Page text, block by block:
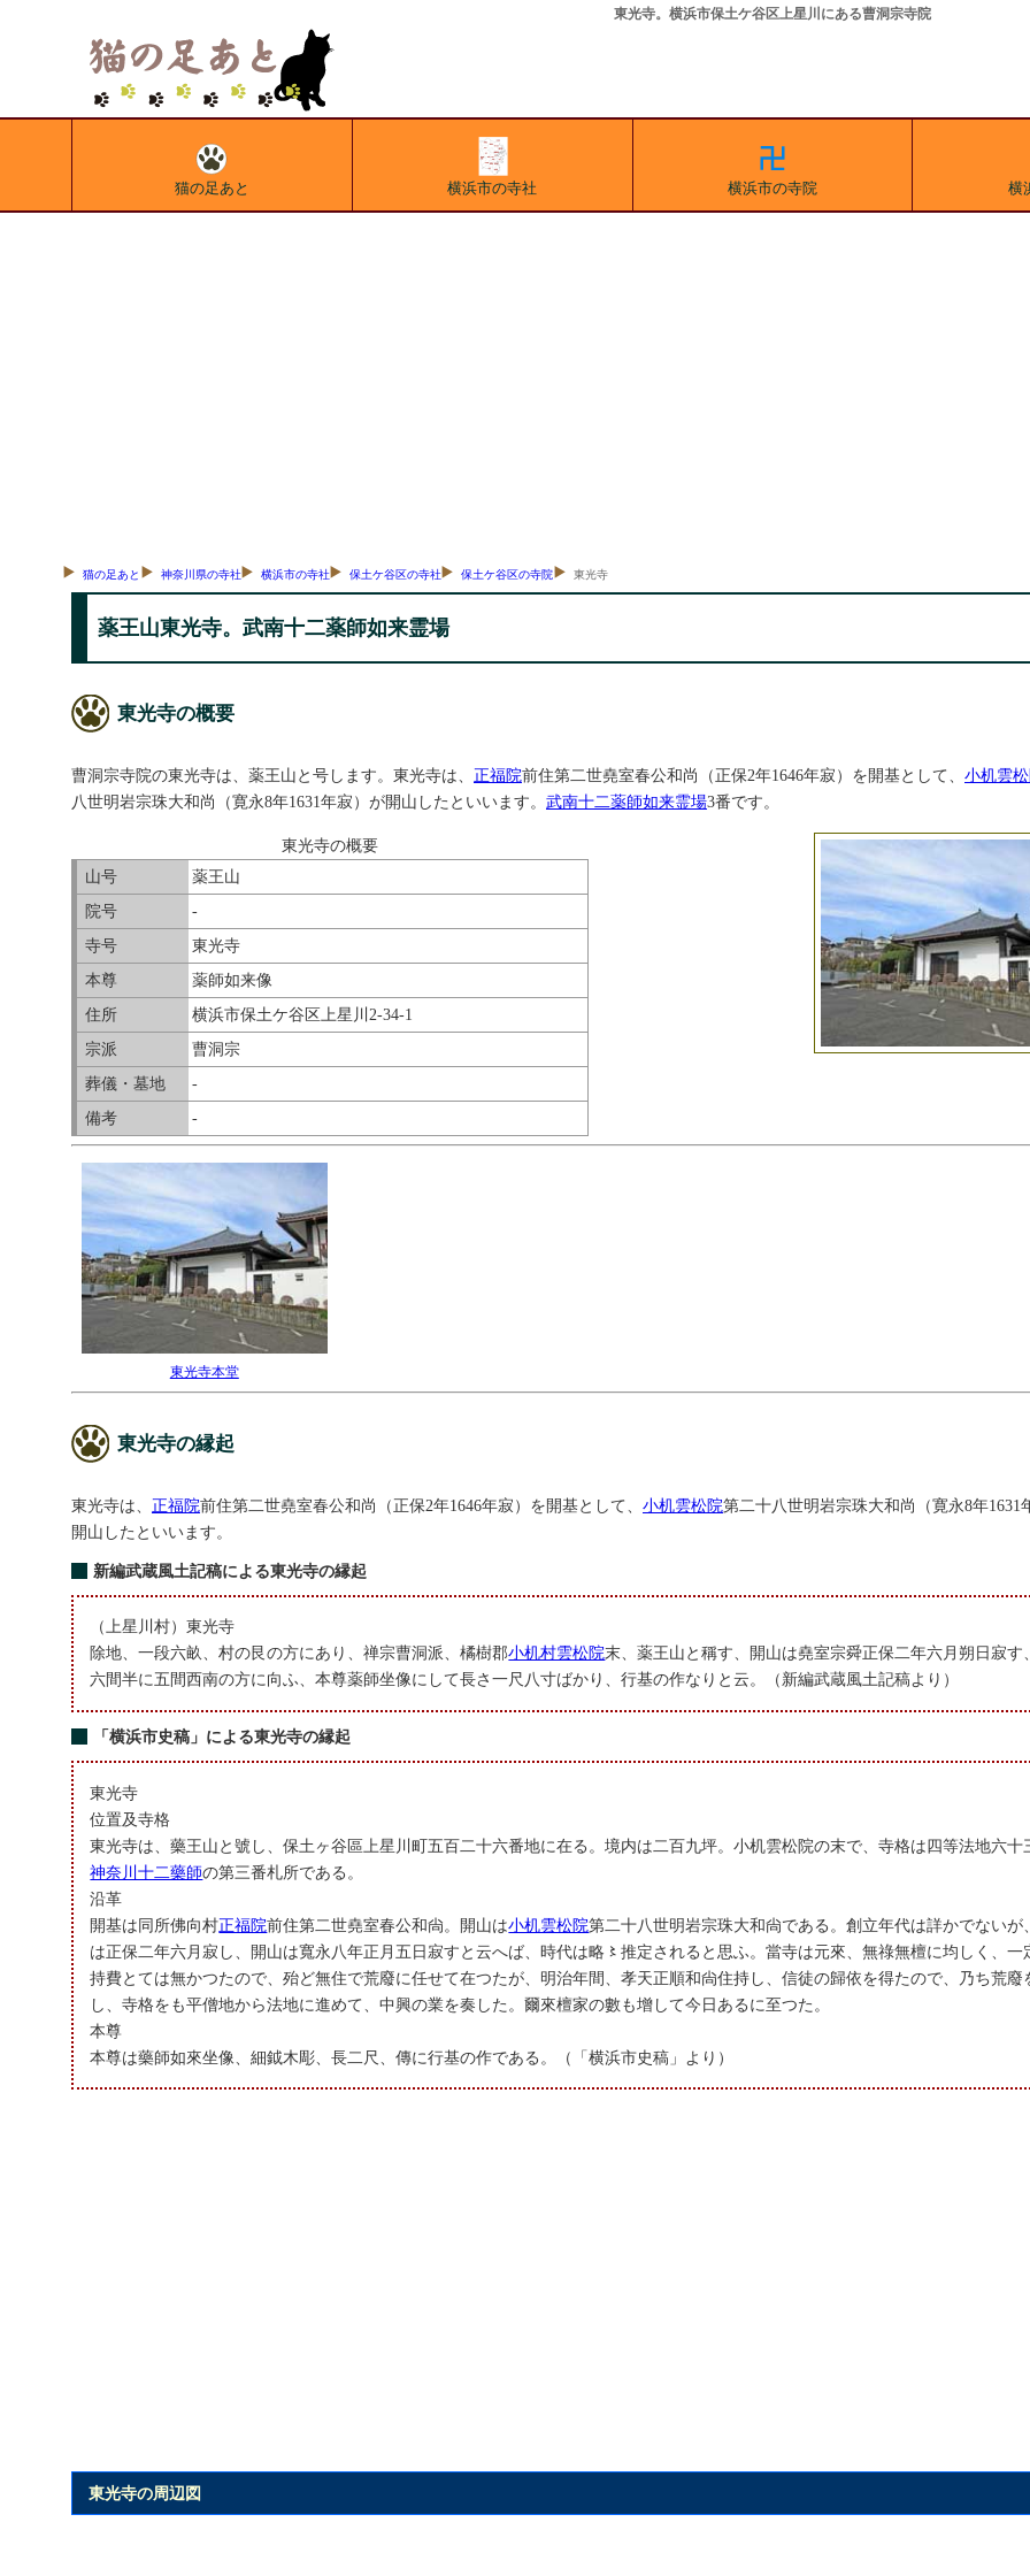
東光寺。横浜市保土ケ谷区上星川にある曹洞宗寺院
猫の足あと 横浜市の寺社 横浜市の寺院 横
猫の足あと 神奈川県の寺社 横浜市の寺社 保土ケ谷区の寺社 保土ケ谷区の寺院 東光寺
薬王山東光寺。武南十二薬師如来霊場
東光寺の概要
曹洞宗寺院の東光寺は、薬王山と号します。東光寺は、 正福院前住第二世堯室春公和尚（正保2年1646年寂）を開基として、 小机雲
八世明岩宗珠大和尚（寛永8年1631年寂）が開山したといいます。 武南十二薬師如来霊場3番です。
東光寺の概要
山号
薬王山
院号
-
寺号
東光寺
本尊
薬師如来像
住所
横浜市保土ケ谷区上星川2-34-1
宗派
曹洞宗
葬儀・墓地
-
備考
-
東光寺本堂
東光寺の縁起
東光寺は、 正福院前住第二世堯室春公和尚（正保2年1646年寂）を開基として、 小机雲松院第二十八世明岩宗珠大和尚（寛永8年1631
開山したといいます。
新編武蔵風土記稿による東光寺の縁起
（上星川村）東光寺
除地、一段六畝、村の艮の方にあり、禅宗曹洞派、橘樹郡小机村雲松院末、薬王山と稱す、開山は堯室宗舜正保二年六月朔日寂す
六間半に五間西南の方に向ふ、本尊薬師坐像にして長さ一尺八寸ばかり、行基の作なりと云。（新編武蔵風土記稿より）
「横浜市史稿」による東光寺の縁起
東光寺
位置及寺格
東光寺は、藥王山と號し、保土ヶ谷區上星川町五百二十六番地に在る。境内は二百九坪。小机雲松院の末で、寺格は四等法地六十
神奈川十二藥師の第三番札所である。
沿革
開基は同所佛向村正福院前住第二世堯室春公和尙。開山は小机雲松院第二十八世明岩宗珠大和尙である。創立年代は詳かでないが
は正保二年六月寂し、開山は寬永八年正月五日寂すと云へば、時代は略〻推定されると思ふ。當寺は元來、無祿無檀に均しく、一
持費とては無かつたので、殆ど無住で荒廢に任せて在つたが、明治年間、孝天正順和尙住持し、信徒の歸依を得たので、乃ち荒廢
し、寺格をも平僧地から法地に進めて、中興の業を奏した。爾來檀家の數も增して今日あるに至つた。
本尊
本尊は藥師如來坐像、細鉞木彫、長二尺、傳に行基の作である。（「横浜市史稿」より）
東光寺の周辺図